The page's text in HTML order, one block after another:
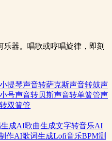
器。唱歌或哼唱旋律，即刻
提琴声音转萨克斯声音转鼓声
号声音转贝斯声音转单簧管声
双簧管
成AI歌曲生成文字转音乐AI
作AI歌词生成Lofi音乐BPM测